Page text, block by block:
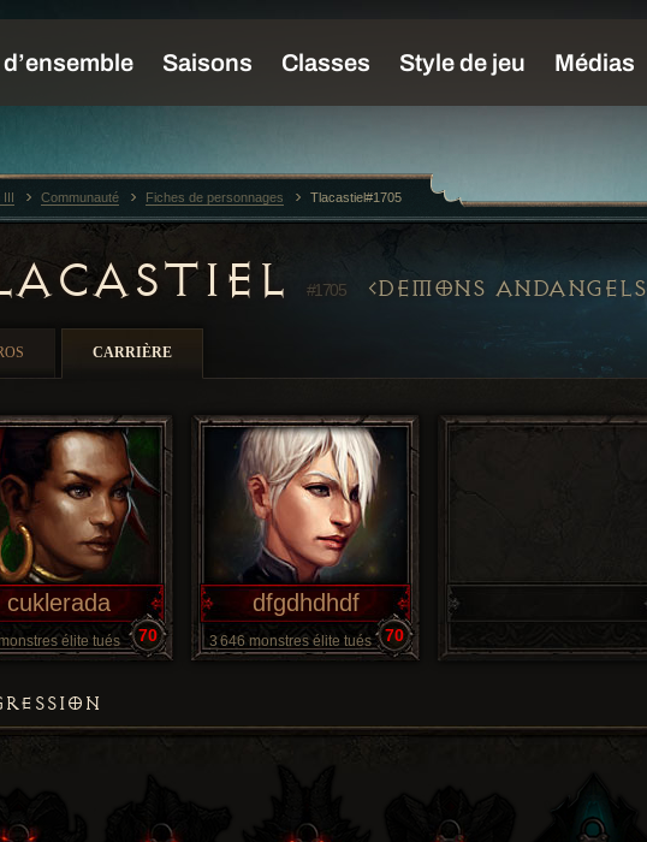
#1705 DEMONS ANDANGELS
CARRIÈRE
cuklerada
élite tués 70
dfgdhdhdf
3 646 monstres élite tués 70
III Communauté Fiches de personnages Tlacastiel#1705